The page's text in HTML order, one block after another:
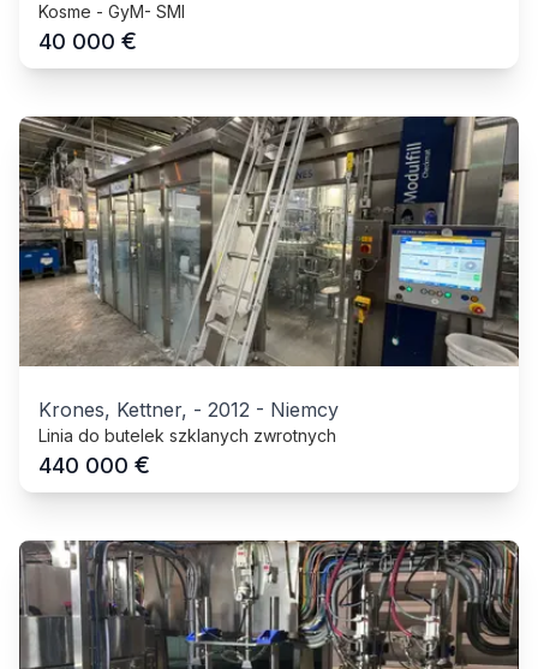
Kosme - GyM- SMI
40 000 €
Krones, Kettner, - 2012 - Niemcy
Linia do butelek szklanych zwrotnych
440 000 €